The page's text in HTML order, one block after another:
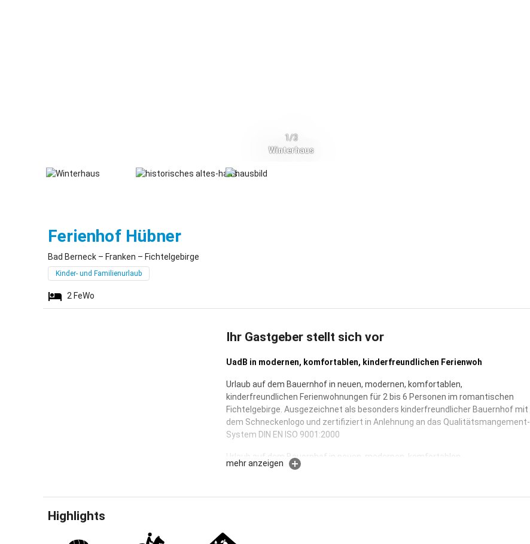
1/3
Winterhaus
Ferienhof HübnerBad Berneck
Bad Berneck – Franken – Fichtelgebirge
Kinder- und Familienurlaub
2 FeWo
Ihr Gastgeber stellt sich vor
UadB in modernen, komfortablen, kinderfreundlichen Ferienwoh
Urlaub auf dem Bauernhof in neuen, modernen, komfortablen,
kinderfreundlichen Ferienwohnungen für 2 bis 6 Personen im romantischen
Fichtelgebirge. Ausgezeichnet als besonders kinderfreundlicher Bauernhof mit
dem Schneckenlogo und zertifiziert in Anlehnung an das Qualitätsmangement-
System DIN EN ISO 9001:2000
Urlaub auf dem Bauernhof in neuen, modernen, komfortablen,
kinderfreundlichen Ferienwohnungen für 2 bis 6 Personen. Ausgezeichnet als
mehr anzeigen
Highlights